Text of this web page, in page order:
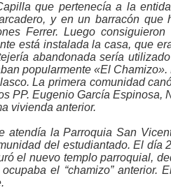
que pertenecía a la
y en un barracón que
Ferrer. Luego
está instalada la casa, que
abandonada sería
popularmente «El
La primera comunidad
PP. Eugenio García Espinosa,
vivienda anterior.
atendía la Parroquia San
del estudiantado. El día
el nuevo templo parroquial,
el “chamizo” anterior.